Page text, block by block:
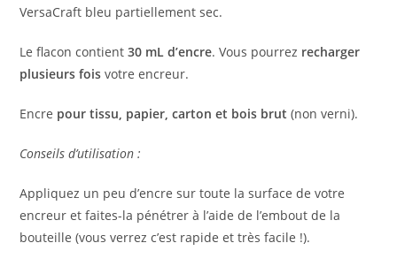
VersaCraft bleu partiellement sec.
Le flacon contient30 mL d’encre. Vous pourrez recharger
plusieurs fois votre encreur.
Encre pour tissu, papier, carton et bois brut (non verni).
Conseils d’utilisation :
Appliquez un peu d’encre sur toute la surface de votre
encreur et faites-la pénétrer à l’aide de l’embout de la
bouteille (vous verrez c’est rapide et très facile !).